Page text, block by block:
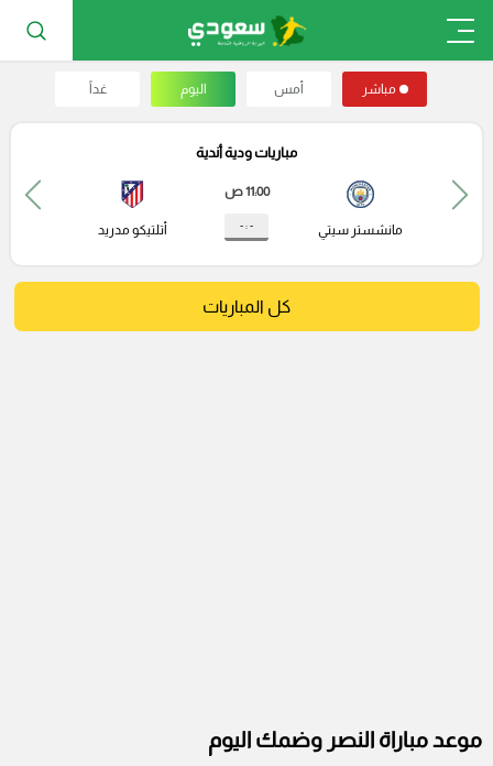
مباشر أمس اليوم غداً
مباريات ودية أندية
مانشستر سيتي
11:00 ص
- : - أتلتيكو مدريد
كل المباريات
موعد مباراة النصر وضمك اليوم